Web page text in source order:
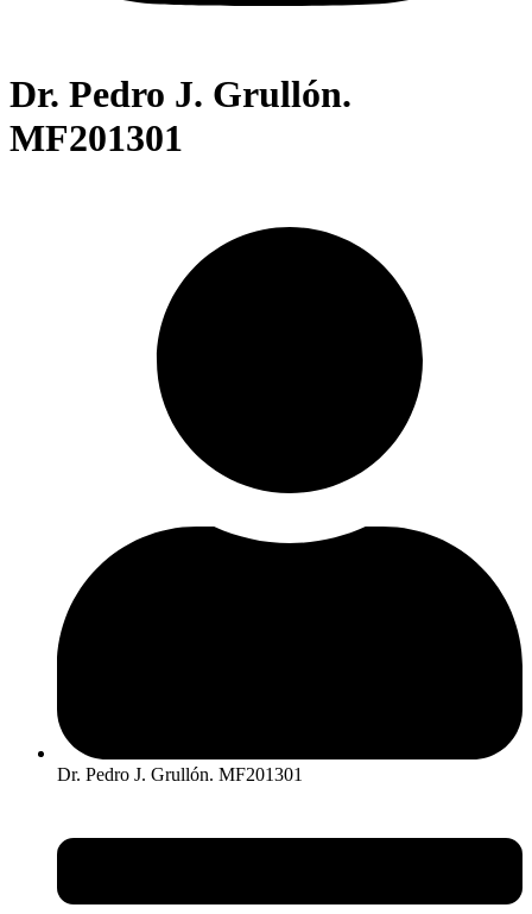
Dr. Pedro J. Grullón.
MF201301
Dr. Pedro J. Grullón. MF201301